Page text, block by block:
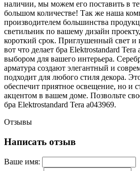
наличии, мы можем его поставить в
большом количестве! Так же наша
производителем большинства
светильник по вашему дизайн
короткий срок. Приглушенный свет и
вот что делает бра Elektrostandard
выбором для вашего интерьера.
арматура создают элегантный и
подходит для любого стиля декора.
обеспечит приятное освещение, но и
акцентом в вашем доме. Позвольте
бра Elektrostandard Tera a043969.
Отзывы
Написать отзыв
Ваше имя: